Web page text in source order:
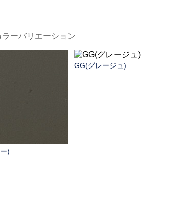
ラーバリエーション
)
GG(グレージュ)